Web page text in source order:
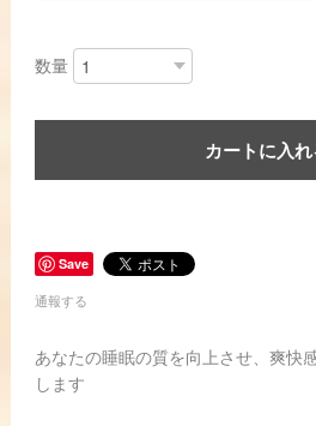
数量
カートに入
Save
通報する
あなたの睡眠の質を向上させ、爽快
します